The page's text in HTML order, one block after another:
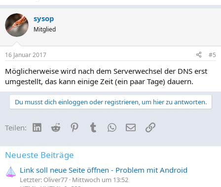
sysop
Mitglied
16 Januar 2017 #5
Möglicherweise wird nach dem Serverwechsel der DNS erst
umgestellt, das kann einige Zeit (ein paar Tage) dauern.
Du musst dich einloggen oder registrieren, um hier zu antworten.
Teilen: LinkedIn
Reddit PinterestTumblrWhatsApp
E-MailLink
Neueste Beiträge
Link soll neue Seite öffnen - Problem mit Android
Letzter: Oliver77 Mittwoch um 13:52